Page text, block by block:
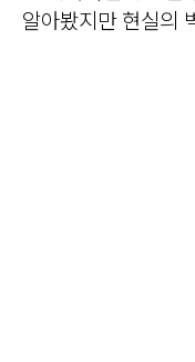
알아봤지만 현실의